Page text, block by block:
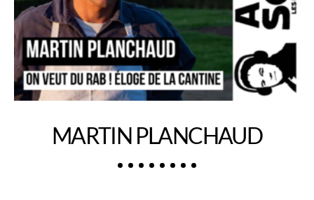
MARTIN PLANCHAUD